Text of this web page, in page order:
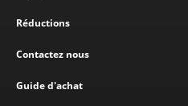
Réductions
Contactez nous
Guide d'achat